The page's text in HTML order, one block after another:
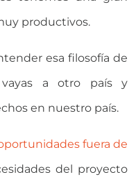
productivos.
esa filosofía de
a otro país y
en nuestro país.
fuera de
del proyecto